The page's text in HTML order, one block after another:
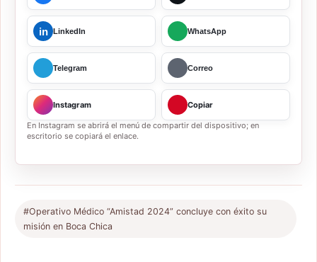
in LinkedIn WhatsApp
Telegram Correo
Instagram Copiar
En Instagram se abrirá el menú de compartir del dispositivo; en
escritorio se copiará el enlace.
#Operativo Médico “Amistad 2024” concluye con éxito su
misión en Boca Chica